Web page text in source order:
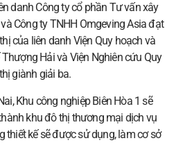
danh Công ty cổ phần Tư vấn xây
Công ty TNHH Omgeving Asia đạt
của liên danh Viện Quy hoạch và
Hải và Viện Nghiên cứu Quy
giành giải ba.
Khu công nghiệp Biên Hòa 1 sẽ
khu đô thị thương mại dịch vụ
thiết kế sẽ được sử dụng, làm cơ sở